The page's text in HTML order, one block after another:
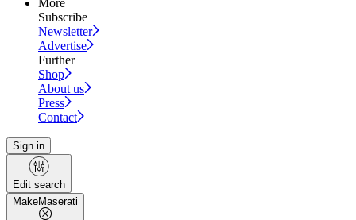
More
Subscribe
Newsletter
Advertise
Further
Shop
About us
Press
Contact
Sign in
Edit search
MakeMaserati